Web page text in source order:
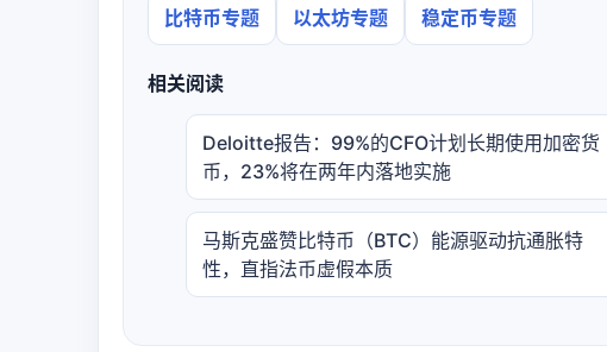
比特币专题 以太坊专题 稳定币专题
相关阅读
Deloitte报告：99%的CFO计划长期使用加密货
币，23%将在两年内落地实施
马斯克盛赞比特币（BTC）能源驱动抗通胀特
性，直指法币虚假本质